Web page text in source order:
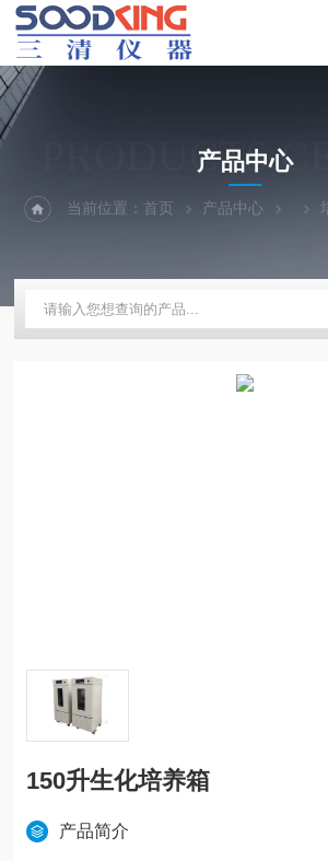
PRODUCTS
产品中心
当前位置：首页 产品中心
150升生化培养箱
产品简介